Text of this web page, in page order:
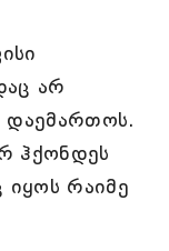
არ
დაემართოს.
ჰქონდეს
იყოს რაიმე